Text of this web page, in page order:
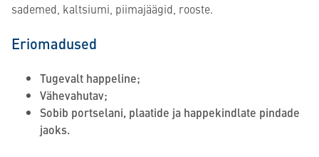
sademed, kaltsiumi, piimajäägid, rooste.
Eriomadused
Tugevalt happeline;
Vähevahutav;
Sobib portselani, plaatide ja happekindlate pindade
jaoks.